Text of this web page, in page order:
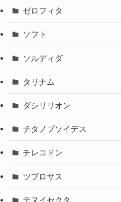
ゼロフィタ
ソフト
ソルディダ
タリナム
ダシリリオン
チタノプソイデス
チレコドン
ツブロサス
テヌイセクタ